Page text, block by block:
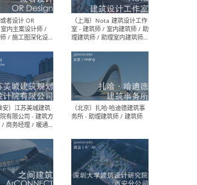
（北京）MAD建筑事务所 -
商务拓展 / 媒体专员/经理 /
设计实习生 / 建筑设计师
（应届）/ 建筑设计师（方案
设计）/ 建筑设计师（施工
图）/ 结构设计师 / 给排水设
计师